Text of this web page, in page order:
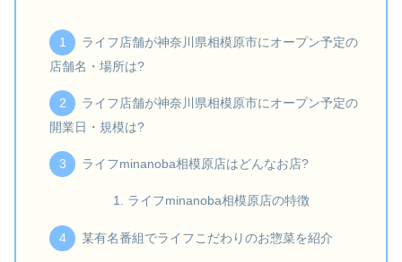
ライフ店舗が神奈川県相模原市にオープン予定の
店舗名・場所は?
ライフ店舗が神奈川県相模原市にオープン予定の
開業日・規模は?
ライフminanoba相模原店はどんなお店?
ライフminanoba相模原店の特徴
某有名番組でライフこだわりのお惣菜を紹介